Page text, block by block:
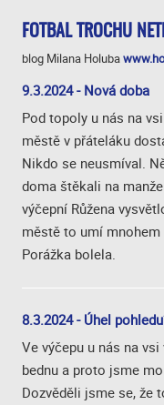
FOTBAL TROCHU
blog Milana Holuba
9.3.2024 - Nová doba
Pod topoly u nás na
městě v přáteláku
Nikdo se neusmíval.
doma štěkali na
výčepní Růžena
městě to umí
Porážka bolela.
8.3.2024 - Úhel
Ve výčepu u nás na
bednu a proto jsme
Dozvěděli jsme se, že